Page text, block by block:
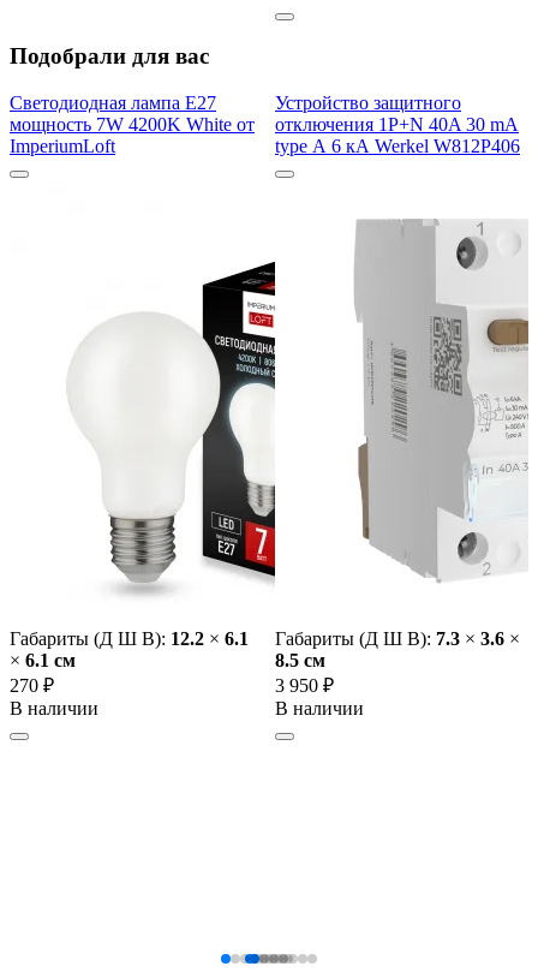
Подобрали для вас
Светодиодная лампа E27
мощность 7W 4200K White от
ImperiumLoft
Габариты (Д Ш В): 12.2 × 6.1
× 6.1 cм
270 ₽
В наличии
Устройство защитного
отключения 1P+N 40A 30 mA
type А 6 кА Werkel W812P406
Габариты (Д Ш В): 7.3 × 3.6 ×
8.5 cм
3 950 ₽
В наличии